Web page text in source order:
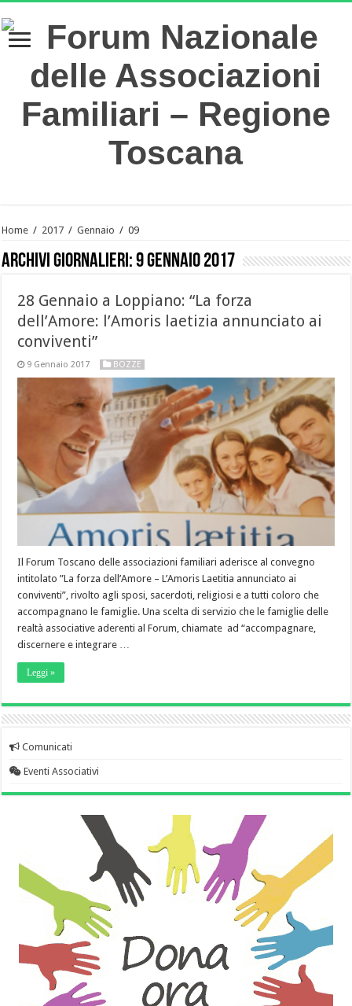
Home / 2017 / Gennaio / 09
Archivi giornalieri:9 Gennaio 2017
28 Gennaio a Loppiano: “La forza
dell’Amore: l’Amoris laetizia annunciato ai
conviventi”
9 Gennaio 2017 BOZZE
Il Forum Toscano delle associazioni familiari aderisce al convegno
intitolato ”La forza dell’Amore – L’Amoris Laetitia annunciato ai
conviventi”, rivolto agli sposi, sacerdoti, religiosi e a tutti coloro che
accompagnano le famiglie. Una scelta di servizio che le famiglie delle
realtà associative aderenti al Forum, chiamate ad “accompagnare,
discernere e integrare …
Leggi »
Comunicati
Eventi Associativi